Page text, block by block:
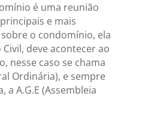
é uma reunião
e mais
o condomínio, ela
deve acontecer ao
nesse caso se chama
Ordinária), e sempre
a A.G.E (Assembleia